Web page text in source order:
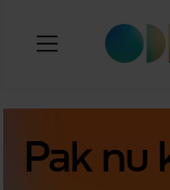
Ga naar de
Pak nu